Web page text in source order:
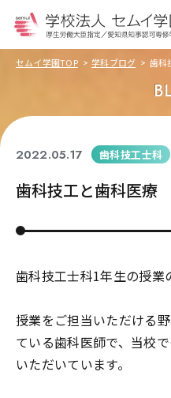
セムイ学園TOP 学科ブログ 歯科
2022.05.17 歯科技工士科
歯科技工と歯科医療
歯科技工士科1年生の授業
授業をご担当いただける
ている歯科医師で、当校
いただいています。